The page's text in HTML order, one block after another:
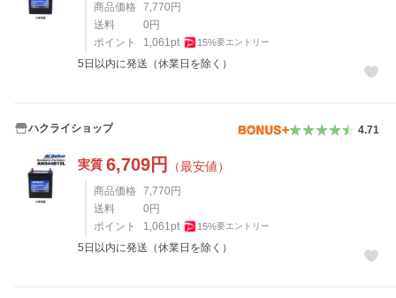
商品価格 7,770 円
送料
0 円
ポイント
1,061pt 15%要エントリー
5日以内に発送（休業日を除く）
ハクライショップ 4.71
実質 6,709円 （最安値）
商品価格 7,770 円
送料
0 円
ポイント
1,061pt 15%要エントリー
5日以内に発送（休業日を除く）